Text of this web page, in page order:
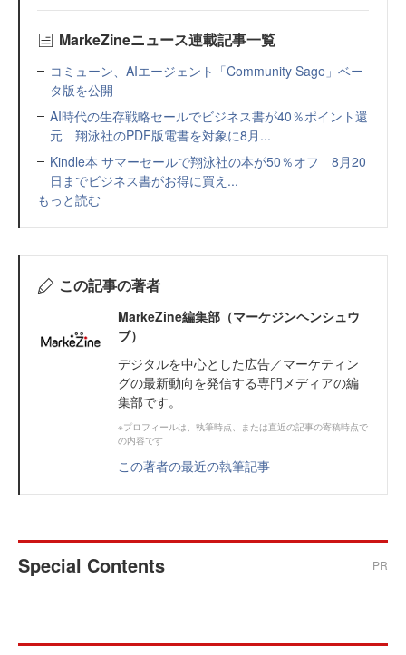
MarkeZineニュース連載記事一覧
コミューン、AIエージェント「Community Sage」ベー
タ版を公開
AI時代の生存戦略セールでビジネス書が40％ポイント還
元 翔泳社のPDF版電書を対象に8月...
Kindle本 サマーセールで翔泳社の本が50％オフ 8月20
日までビジネス書がお得に買え...
もっと読む
この記事の著者
MarkeZine編集部（マーケジンヘンシュウ
ブ）
デジタルを中心とした広告／マーケティン
グの最新動向を発信する専門メディアの編
集部です。
※プロフィールは、執筆時点、または直近の記事の寄稿時点で
の内容です
この著者の最近の執筆記事
Special Contents PR